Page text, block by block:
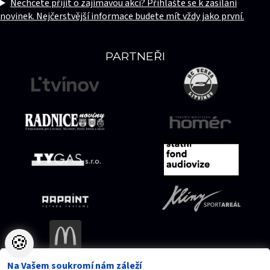
PARTNEŘI
Nechcete přijít o zajímavou akci? Přihlašte se k zasílání
novinek. Nejčerstvější informace budete mít vždy jako první.
🍪
Na Vašem soukromí nám záleží